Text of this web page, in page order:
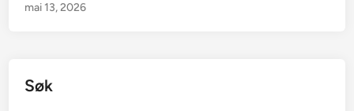
mai 13, 2026
Søk